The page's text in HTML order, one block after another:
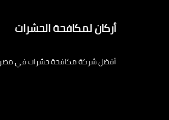
أركان لمكافحة الحشرات
أفضل شركة مكافحة حشرات في مصر